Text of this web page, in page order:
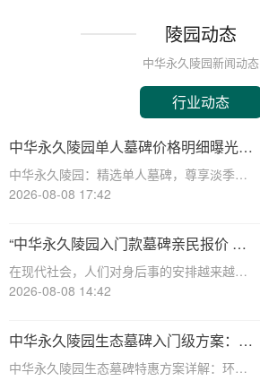
陵园动态
中华永久陵园新闻动态
行业动态
中华永久陵园单人墓碑价格明细曝光：
淡季下单立省数千，限时优惠深度解析
中华永久陵园：精选单人墓碑，尊享淡季限
时优惠☎ 中华永久陵园电话:400-838-5063
始终以提供高品质的墓碑产品和服务为己
任。本文将全面解析中华永久陵园多款
2026-08-08 17:42
“中华永久陵园入门款墓碑亲民报价 一
次性付清享折上折：超值优惠与便捷选
择的完美结合”
在现代社会，人们对身后事的安排越来越重
视，而墓碑作为逝者最后的尊严象征，其选
为中国领先的陵园品牌，始终致力于为家属
提供高品质、个性化的墓碑选择，同时注重
亲民价格和
2026-08-08 14:42
中华永久陵园生态墓碑入门级方案：完
整报价与一站式服务打包特惠解析
中华永久陵园生态墓碑特惠方案详解：环